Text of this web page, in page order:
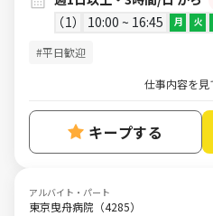
1
10:00 ~ 16:45 月 火
#平日歓迎
仕事内容を見
キープする
アルバイト・パート
東京曳舟病院（4285）